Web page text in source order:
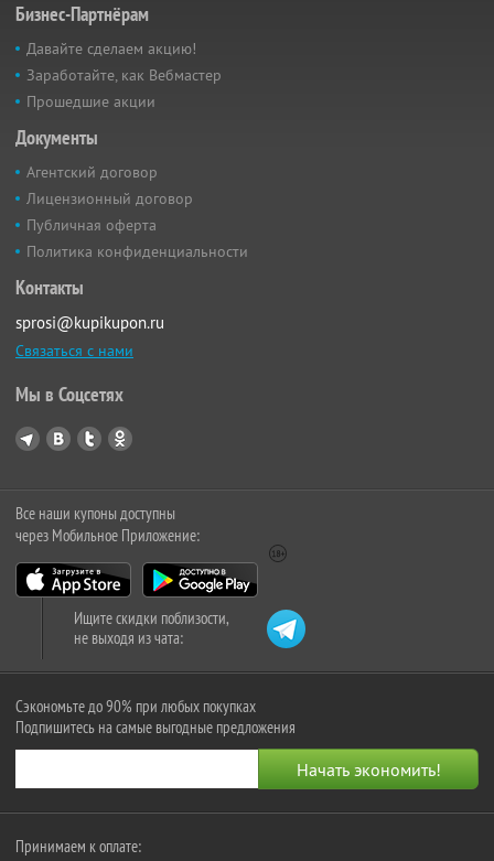
Бизнес-Партнёрам
Давайте сделаем акцию!
Заработайте, как Вебмастер
Прошедшие акции
Документы
Агентский договор
Лицензионный договор
Публичная оферта
Политика конфиденциальности
Контакты
sprosi@kupikupon.ru
Связаться с нами
Мы в Соцсетях
Все наши купоны доступны
через Мобильное Приложение:
Ищите скидки поблизости,
не выходя из чата:
Сэкономьте до 90% при любых покупках
Подпишитесь на самые выгодные предложения
Принимаем к оплате: